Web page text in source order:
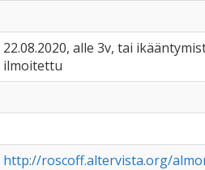
22.08.2020, alle 3v, tai
ilmoitettu
http://roscoff.altervista.org/